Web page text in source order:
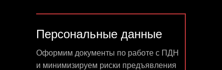
Персональные данные
Оформим документы по работе с ПДН
и минимизируем риски предъявления